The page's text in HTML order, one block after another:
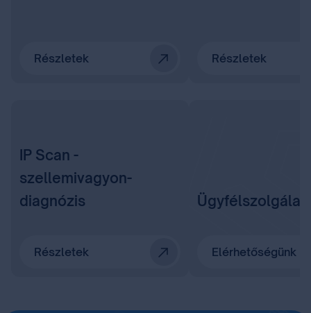
Részletek Részletek
IP Scan -
szellemivagyon-
diagnózis
Részletek
Ügyfélszolgálat
Elérhetőségünk